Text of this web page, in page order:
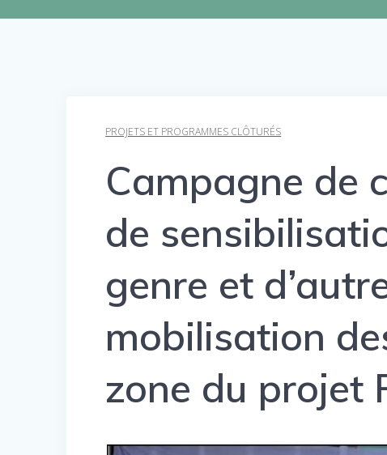
PROJETS ET PROGRAMMES CLÔTURÉS
Campagne de
de
genre et
mobilisation
zone du projet